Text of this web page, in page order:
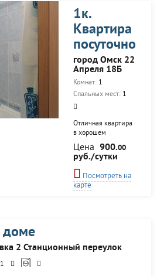
Чистое бельё и
полотенца. Средства
личной гигиены
(шампунь, гель для
душа, тапочки)
Встречу в аэропорту,
жд вокзале на авто.
Фото соответствует
реальности.
1к.
Квартира
посуточно
город Омск 22
Апреля 18Б
Комнат: 1
Спальных мест: 1
Отличная квартира
в хорошем
состоянии! В
наличии подушки,
одеяла, посуда.
Чистое бельё и
полотенца. Средства
личной гигиены
реальности.
Цена 900.00
руб./сутки
Посмотреть на
карте
доме
2 Станционный переулок
1